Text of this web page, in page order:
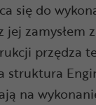
się do
jej zamysłem
przędza
struktura
na